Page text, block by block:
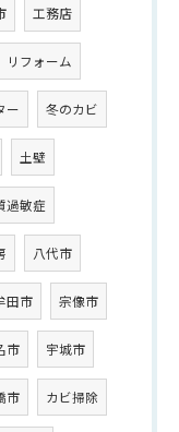
工務店
リフォーム
ー 冬のカビ
土壁
過敏症
八代市
田市 宗像市
市 宇城市
市 カビ掃除